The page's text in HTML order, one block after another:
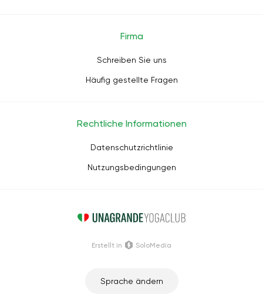
Firma
Schreiben Sie uns
Häufig gestellte Fragen
Rechtliche Informationen
Datenschutzrichtlinie
Nutzungsbedingungen
Sprache ändern
Erstellt in SoloMedia